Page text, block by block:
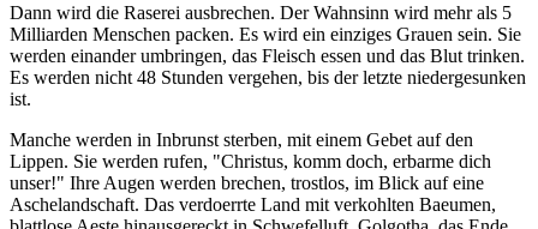
Dann wird die Raserei ausbrechen. Der Wahnsinn wird mehr als 5
Milliarden Menschen packen. Es wird ein einziges Grauen sein. Sie
werden einander umbringen, das Fleisch essen und das Blut trinken.
Es werden nicht 48 Stunden vergehen, bis der letzte niedergesunken
ist.
Manche werden in Inbrunst sterben, mit einem Gebet auf den
Lippen. Sie werden rufen, "Christus, komm doch, erbarme dich
unser!" Ihre Augen werden brechen, trostlos, im Blick auf eine
Aschelandschaft. Das verdoerrte Land mit verkohlten Baeumen,